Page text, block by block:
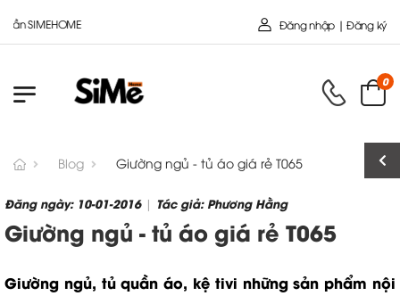
Đăng nhập | Đăng ký
0
Blog Giường ngủ - tủ áo giá rẻ T065
Đăng ngày: 10-01-2016| Tác giả: Phương Hằng
Giường ngủ - tủ áo giá rẻ T065
Giường ngủ, tủ quần áo, kệ tivi những sản phẩm nội